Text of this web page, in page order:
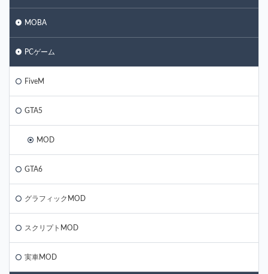
MOBA
PCゲーム
FiveM
GTA5
MOD
GTA6
グラフィックMOD
スクリプトMOD
実車MOD